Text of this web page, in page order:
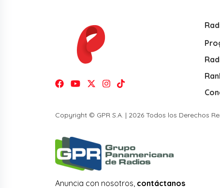
Copyright © GPR S.A. | 2026 Todos los Derechos
Anuncia con nosotros, contáctanos